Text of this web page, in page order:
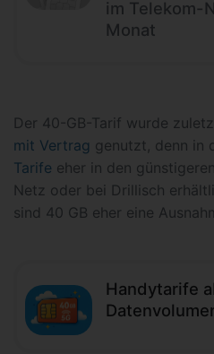
im Telekom-
Monat
Der 40-GB-Tarif wurde
mit Vertrag genutzt, denn in
Tarife eher in den
Netz oder bei Drillisch
sind 40 GB eher eine
Handytarife